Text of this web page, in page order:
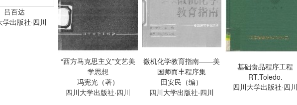
吕百达
学出版社·四川
“西方马克思主义”文艺美
学思想
冯宪光（著）
四川大学出版社·四川
微机化学教育指南——美
国师而丰程序集
田安民（编）
四川大学出版社·四川
基础食品程序工程
RT.Toledo.
四川大学出版社·四川